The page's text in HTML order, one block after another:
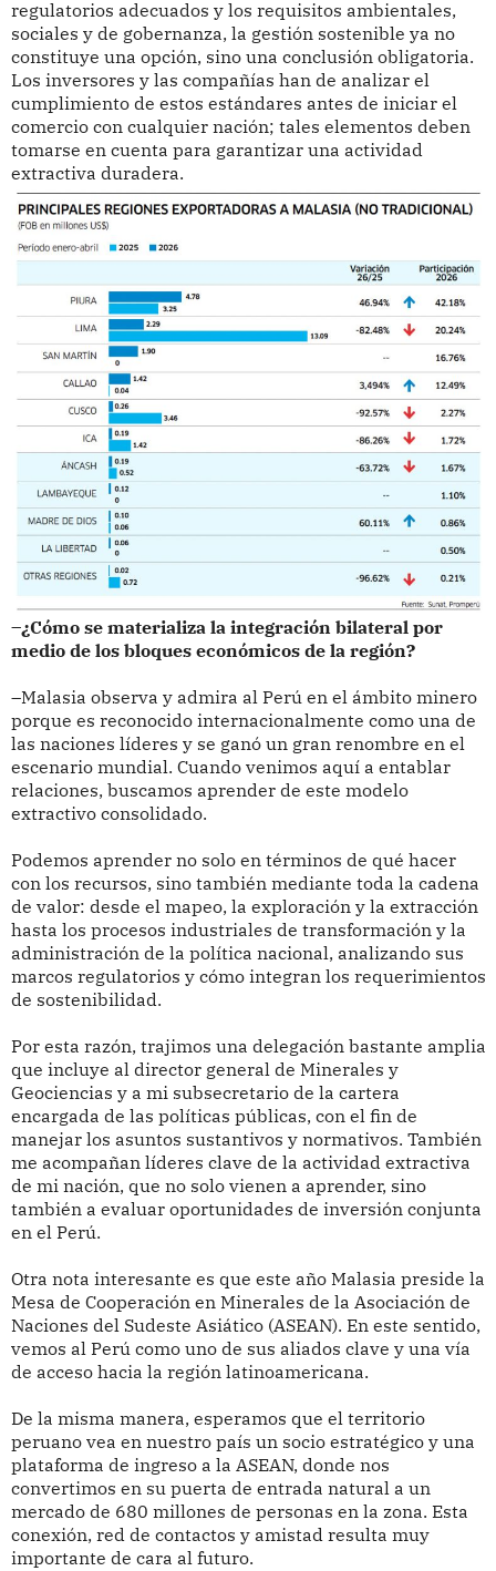
regulatorios adecuados y los requisitos ambientales,
sociales y de gobernanza, la gestión sostenible ya no
constituye una opción, sino una conclusión obligatoria.
Los inversores y las compañías han de analizar el
cumplimiento de estos estándares antes de iniciar el
comercio con cualquier nación; tales elementos deben
tomarse en cuenta para garantizar una actividad
extractiva duradera.
–¿Cómo se materializa la integración bilateral por
medio de los bloques económicos de la región?
–Malasia observa y admira al Perú en el ámbito minero
porque es reconocido internacionalmente como una de
las naciones líderes y se ganó un gran renombre en el
escenario mundial. Cuando venimos aquí a entablar
relaciones, buscamos aprender de este modelo
extractivo consolidado.
Podemos aprender no solo en términos de qué hacer
con los recursos, sino también mediante toda la cadena
de valor: desde el mapeo, la exploración y la extracción
hasta los procesos industriales de transformación y la
administración de la política nacional, analizando sus
marcos regulatorios y cómo integran los requerimientos
de sostenibilidad.
Por esta razón, trajimos una delegación bastante amplia
que incluye al director general de Minerales y
Geociencias y a mi subsecretario de la cartera
encargada de las políticas públicas, con el fin de
manejar los asuntos sustantivos y normativos. También
me acompañan líderes clave de la actividad extractiva
de mi nación, que no solo vienen a aprender, sino
también a evaluar oportunidades de inversión conjunta
en el Perú.
Otra nota interesante es que este año Malasia preside la
Mesa de Cooperación en Minerales de la Asociación de
Naciones del Sudeste Asiático (ASEAN). En este sentido,
vemos al Perú como uno de sus aliados clave y una vía
de acceso hacia la región latinoamericana.
De la misma manera, esperamos que el territorio
peruano vea en nuestro país un socio estratégico y una
plataforma de ingreso a la ASEAN, donde nos
convertimos en su puerta de entrada natural a un
mercado de 680 millones de personas en la zona. Esta
conexión, red de contactos y amistad resulta muy
importante de cara al futuro.